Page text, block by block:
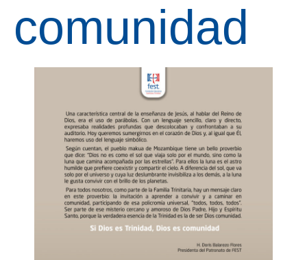
comunidad